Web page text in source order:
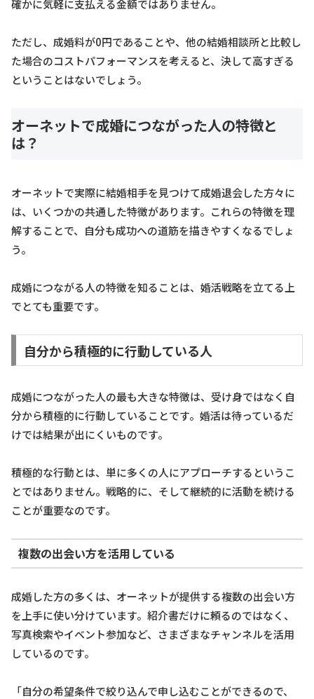
確かに気軽に支払える金額ではありません。
ただし、成婚料が0円であることや、他の結婚相談所と比較し
た場合のコストパフォーマンスを考えると、決して高すぎる
ということはないでしょう。
オーネットで成婚につながった人の特徴と
は？
オーネットで実際に結婚相手を見つけて成婚退会した方々に
は、いくつかの共通した特徴があります。これらの特徴を理
解することで、自分も成功への道筋を描きやすくなるでしょ
う。
成婚につながる人の特徴を知ることは、婚活戦略を立てる上
でとても重要です。
自分から積極的に行動している人
成婚につながった人の最も大きな特徴は、受け身ではなく自
分から積極的に行動していることです。婚活は待っているだ
けでは結果が出にくいものです。
積極的な行動とは、単に多くの人にアプローチするというこ
とではありません。戦略的に、そして継続的に活動を続ける
ことが重要なのです。
複数の出会い方を活用している
成婚した方の多くは、オーネットが提供する複数の出会い方
を上手に使い分けています。紹介書だけに頼るのではなく、
写真検索やイベント参加など、さまざまなチャンネルを活用
しているのです。
「自分の希望条件で絞り込んで申し込むことができるので、